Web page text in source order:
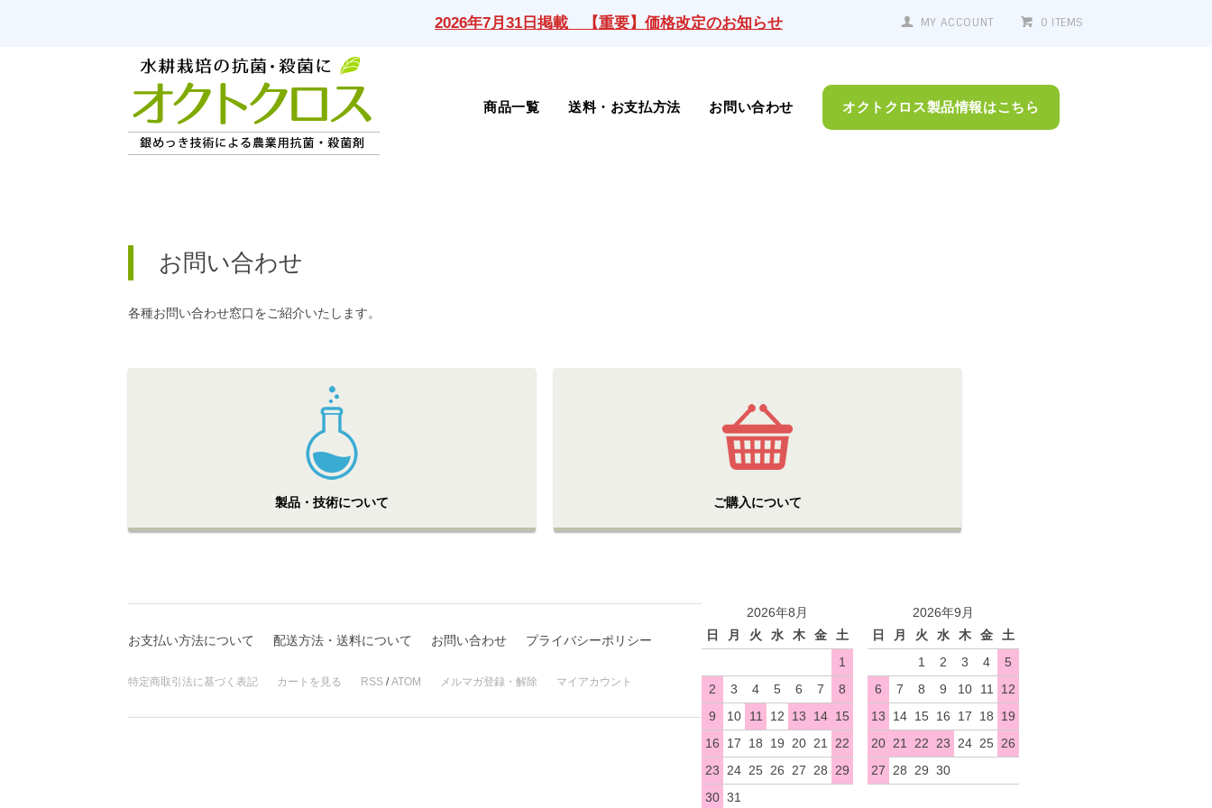
2026年7月31日掲載 【重要】価格改定のお知らせ MY ACCOUNT 0 ITEMS
商品一覧 送料・お支払方法 お問い合わせ オクトクロス製品情報はこちら
お問い合わせ
各種お問い合わせ窓口をご紹介いたします。
製品・技術について ご購入について
お支払い方法について 配送方法・送料について お問い合わせ プライバシーポリシー
特定商取引法に基づく表記 カートを見る RSS/ATOM メルマガ登録・解除 マイアカウント
2026年8月
日
月 火 水 木 金
土
1
2
3 4 5 6 7
8
9
10 11 12 13 14 15
16
17 18 19 20 21
22
23
24 25 26 27 28
29
30 31
2026年9月
日
月 火 水 木 金
土
1
2 3 4
5
6
7 8 9 10 11
12
13
14 15 16 17 18
19
20 21 22 23 24 25 26
27
28 29 30